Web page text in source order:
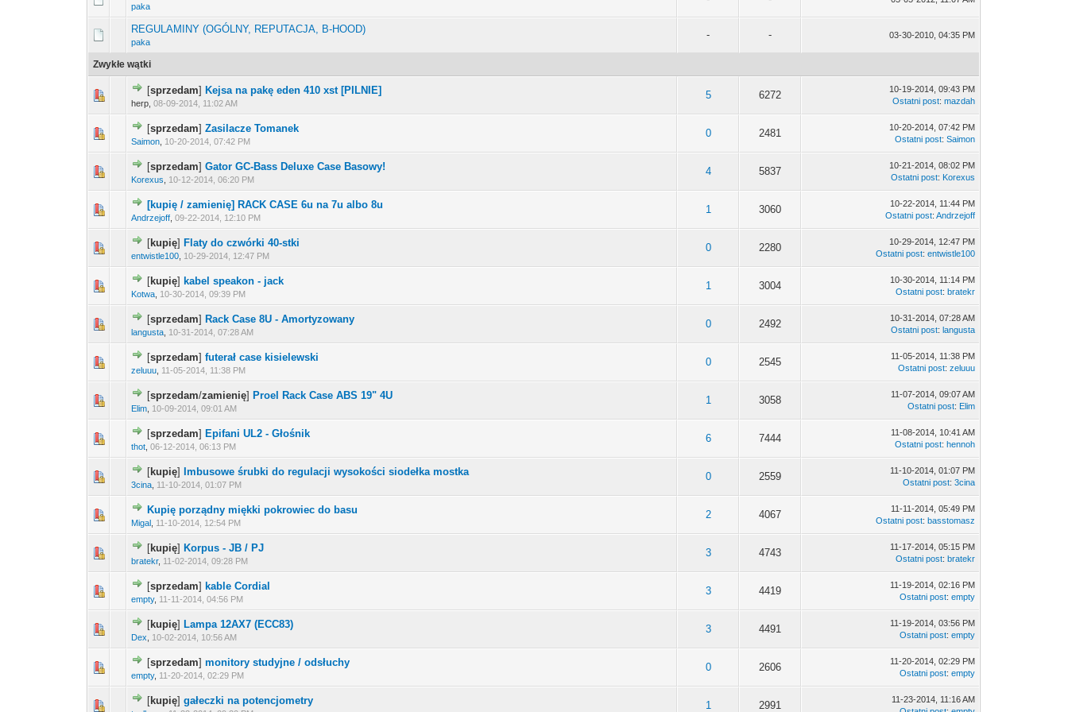
paka
REGULAMINY (OGÓLNY, REPUTACJA, B-HOOD)
paka
- - 03-30-2010, 04:35 PM
Zwykłe wątki
[sprzedam] Kejsa na pakę eden 410 xst [PILNIE]
herp,08-09-2014, 11:02 AM
5 6272
10-19-2014, 09:43 PM
Ostatni post:mazdah
[sprzedam]Zasilacze Tomanek
Saimon 10-20-2014, 07:42 PM
0 2481
10-20-2014, 07:42 PM
Ostatni post:Saimon
[sprzedam]Gator GC-Bass Deluxe Case Basowy!
Korexus 10-12-2014, 06:20 PM
4 5837
10-21-2014, 08:02 PM
Ostatni post: Korexus
[kupię / zamienię] RACK CASE 6u na 7u albo 8u
Andrzejoff ,09-22-2014, 12:10 PM
1 3060
10-22-2014, 11:44 PM
Ostatni post:Andrzejoff
[kupię] Flaty do czwórki 40-stki
entwistle100 10-29-2014, 12:47 PM
0 2280
10-29-2014, 12:47 PM
Ostatni post:entwistle100
[kupię] kabel speakon - jack
Kotwa 10-30-2014, 09:39 PM
1 3004
10-30-2014, 11:14 PM
Ostatni post:bratekr
[sprzedam] Rack Case 8U - Amortyzowany
langusta 10-31-2014, 07:28 AM
0 2492
10-31-2014, 07:28 AM
Ostatni post:langusta
[sprzedam]futerał case kisielewski
zeluuu 11-05-2014, 11:38 PM
0 2545
11-05-2014, 11:38 PM
Ostatni post:zeluuu
[sprzedam/zamienię] Proel Rack Case ABS 19" 4U
Elim 10-09-2014, 09:01 AM
1 3058
11-07-2014, 09:07 AM
Ostatni post: Elim
[sprzedam] Epifani UL2 - Głośnik
thot ,06-12-2014, 06:13 PM
6 7444
11-08-2014, 10:41 AM
Ostatni post:hennoh
[kupię] Imbusowe śrubki do regulacji wysokości siodełka mostka
3cina 11-10-2014, 01:07 PM
0 2559
11-10-2014, 01:07 PM
Ostatni post:3cina
Kupię porządny miękki pokrowiec do basu
Migal 11-10-2014, 12:54 PM
2 4067
11-11-2014, 05:49 PM
Ostatni post:basstomasz
[kupię] Korpus - JB / PJ
bratekr, 11-02-2014, 09:28 PM
3 4743
11-17-2014, 05:15 PM
Ostatni post:bratekr
[sprzedam] kable Cordial
empty, 11-11-2014, 04:56 PM
3 4419
11-19-2014, 02:16 PM
Ostatni post:empty
[kupię] Lampa 12AX7 (ECC83)
Dex 10-02-2014, 10:56 AM
3 4491
11-19-2014, 03:56 PM
Ostatni post:empty
[sprzedam]monitory studyjne / odsłuchy
empty, 11-20-2014, 02:29 PM
0 2606
11-20-2014, 02:29 PM
Ostatni post:empty
[kupię]gałeczki na potencjometry 1 2991
11-23-2014, 11:16 AM